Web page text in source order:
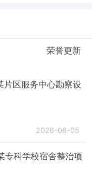
荣誉更新
区服务中心勘察设
2026-08-05
专科学校宿舍整治项